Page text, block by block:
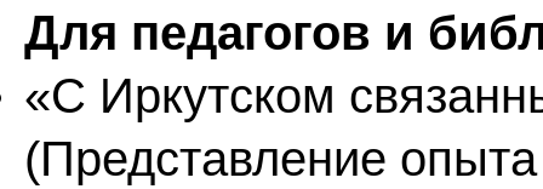
Для педагогов и
«С Иркутском
(Представление